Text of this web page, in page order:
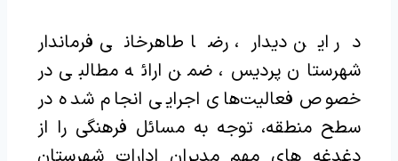
در این دیدار، رضا طاهرخانی فرماندار
شهرستان پردیس، ضمن ارائه مطالبی در
خصوص فعالیت‌های اجرایی انجام شده در
سطح منطقه، توجه به مسائل فرهنگی را از